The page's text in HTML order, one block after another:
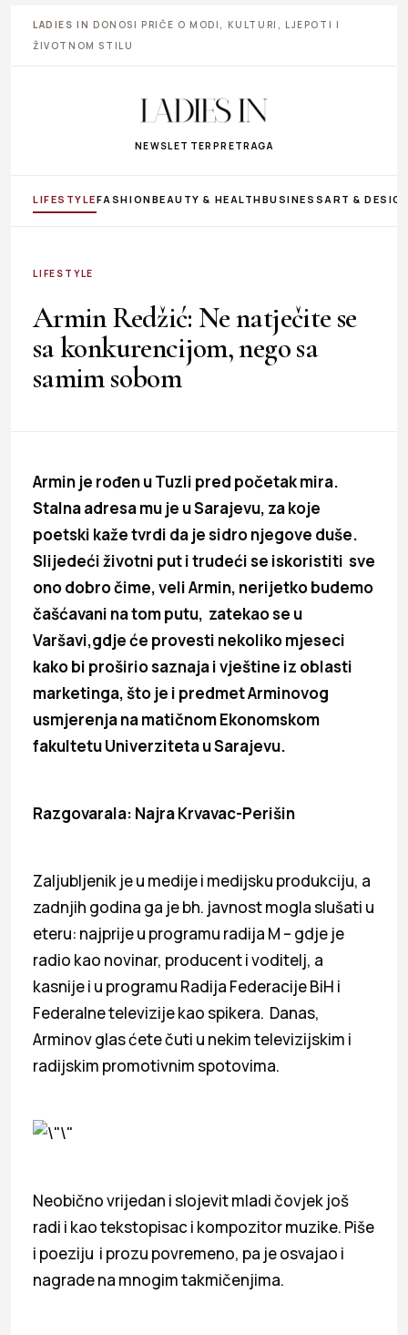
LADIES IN DONOSI PRIČE O MODI, KULTURI, LJEPOTI I
ŽIVOTNOM STILU
NEWSLETTER PRETRAGA
LIFESTYLEFASHIONBEAUTY & HEALTHBUSINESS ART &
LIFESTYLE
Armin Redžić: Ne natječite se
sa konkurencijom, nego sa
samim sobom
Armin je rođen u Tuzli pred početak mira.
Stalna adresa mu je u Sarajevu, za koje
poetski kaže tvrdi da je sidro njegove duše.
Slijedeći životni put i trudeći se iskoristiti sve
ono dobro čime, veli Armin, nerijetko budemo
čašćavani na tom putu, zatekao se u
Varšavi,gdje će provesti nekoliko mjeseci
kako bi proširio saznaja i vještine iz oblasti
marketinga, što je i predmet Arminovog
usmjerenja na matičnom Ekonomskom
fakultetu Univerziteta u Sarajevu.
Razgovarala: Najra Krvavac-Perišin
Zaljubljenik je u medije i medijsku produkciju, a
zadnjih godina ga je bh. javnost mogla slušati u
eteru: najprije u programu radija M – gdje je
radio kao novinar, producent i voditelj, a
kasnije i u programu Radija Federacije BiH i
Federalne televizije kao spikera. Danas,
Arminov glas ćete čuti u nekim televizijskim i
radijskim promotivnim spotovima.
Neobično vrijedan i slojevit mladi čovjek još
radi i kao tekstopisac i kompozitor muzike. Piše
i poeziju i prozu povremeno, pa je osvajao i
nagrade na mnogim takmičenjima.